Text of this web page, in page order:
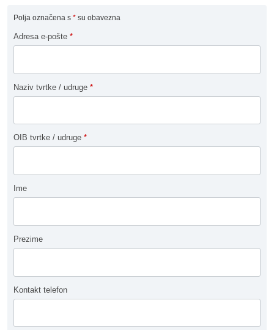
Polja označena s * su obavezna
Adresa e-pošte *
Naziv tvrtke / udruge *
OIB tvrtke / udruge *
Ime
Prezime
Kontakt telefon